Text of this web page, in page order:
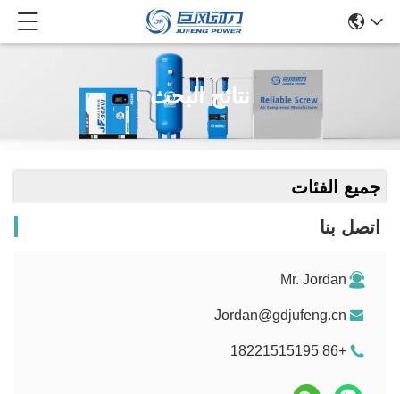
نتائج البحث
جميع الفئات
اتصل بنا
Mr. Jordan
Jordan@gdjufeng.cn
+86 18221515195